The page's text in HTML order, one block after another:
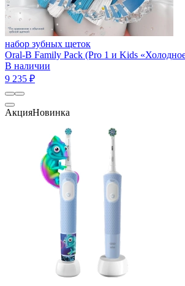
набор зубных щеток
Oral-B Family Pack (Pro 1 и Kids
В наличии
9 235 ₽
АкцияНовинка